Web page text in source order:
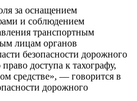
за оснащением
и соблюдением
транспортным
лицам органов
безопасности дорожного
доступа к тахографу,
средстве», — говорится в
дорожного